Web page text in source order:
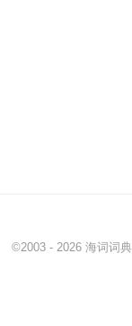
©2003 - 2026 海词词典